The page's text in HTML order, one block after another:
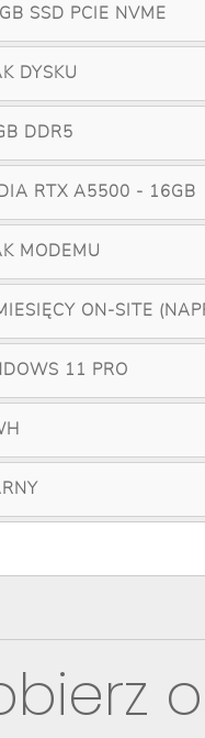
SSD PCIE NVME
DYSKU
DDR5
RTX A5500 - 16GB
MODEMU
ON-SITE
11 PRO